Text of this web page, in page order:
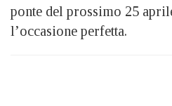
ponte del prossimo 25
l’occasione perfetta.